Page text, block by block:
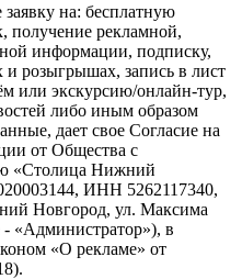
заявку на: бесплатную
получение рекламной,
информации, подписку,
и розыгрышах, запись в лист
или экскурсию/онлайн-тур,
либо иным образом
дает свое Согласие на
от Общества с
«Столица Нижний
ИНН 5262117340,
Новгород, ул. Максима
- «Администратор»), в
«О рекламе» от